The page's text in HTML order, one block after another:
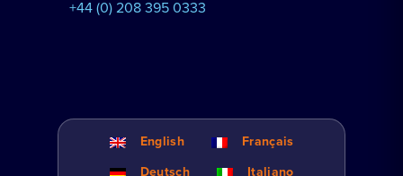
+44 (0) 208 395 0333
English
Français
Deutsch
Italiano